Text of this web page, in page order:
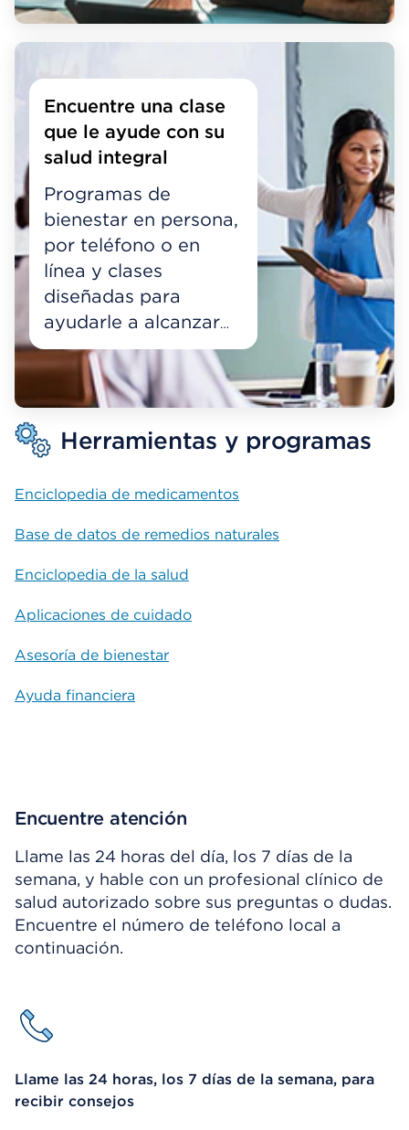
Encuentre una clase
que le ayude con su
salud integral
Programas de
bienestar en persona,
por teléfono o en
línea y clases
diseñadas para
ayudarle a alcanzar
sus metas de salud.
Herramientas y programas
Enciclopedia de medicamentos
Base de datos de remedios naturales
Enciclopedia de la salud
Aplicaciones de cuidado
Asesoría de bienestar
Ayuda financiera
Encuentre atención
Llame las 24 horas del día, los 7 días de la
semana, y hable con un profesional clínico de
salud autorizado sobre sus preguntas o dudas.
Encuentre el número de teléfono local a
continuación.
Llame las 24 horas, los 7 días de la semana, para
recibir consejos